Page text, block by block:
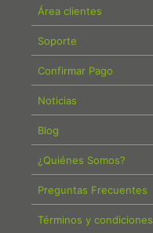
Área clientes
Soporte
Confirmar Pago
Noticias
Blog
¿Quiénes Somos?
Preguntas Frecuentes
Términos y condiciones